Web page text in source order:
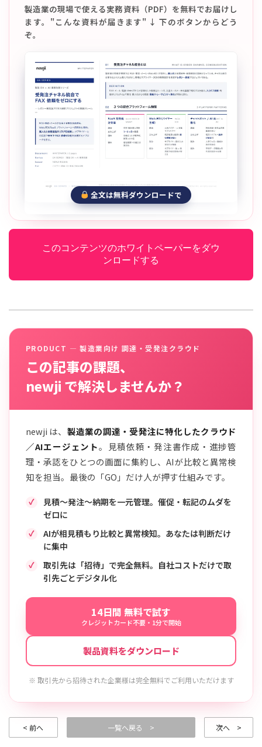
製造業の現場で使える実務資料（PDF）を無料でお届けし
ます。"こんな資料が届きます" ↓ 下のボタンからどう
ぞ。
全文は無料ダウンロードで
このコンテンツのホワイトペーパーをダウ
ンロードする
PRODUCT — 製造業向け 調達・受発注クラウド
この記事の課題、
newji で解決しませんか？
newji は、 製造業の調達・受発注に特化したクラウド
／AIエージェント。見積依頼・発注書作成・進捗管
理・承認をひとつの画面に集約し、AIが比較と異常検
知を担当。最後の「GO」だけ人が押す仕組みです。
見積〜発注〜納期を一元管理。催促・転記のムダを
ゼロに
AIが相見積もり比較と異常検知。あなたは判断だけ
に集中
取引先は「招待」で完全無料。自社コストだけで取
引先ごとデジタル化
14日間 無料で試す
クレジットカード不要・1分で開始
製品資料をダウンロード
※ 取引先から招待された企業様は完全無料でご利用いただけます
< 前へ 一覧へ戻る > 次へ >